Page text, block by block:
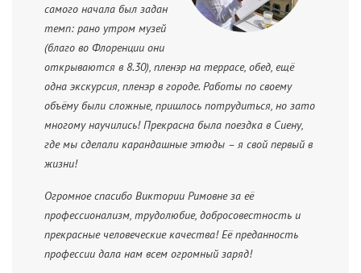
самого начала был задан
темп: рано утром музей
(благо во Флоренции они
открываются в 8.30), пленэр на террасе, обед, ещё
одна экскурсия, пленэр в городе. Работы по своему
объёму были сложные, пришлось потрудиться, но зато
многому научились! Прекрасна была поездка в Сиену,
где мы сделали карандашные этюды – я свой первый в
жизни!
Огромное спасибо Виктории Римовне за её
профессионализм, трудолюбие, добросовестность и
прекрасные человеческие качества! Её преданность
профессии дала нам всем огромный заряд!